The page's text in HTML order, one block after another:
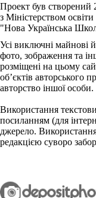
Проект був створений
з Міністерством
"Нова Українська
Усі виключні майнові
фото, зображення та
розміщені на цьому
об’єктів авторського
авторство іншої особи.
Використання
посиланням (для
джерело.
редакцією суворо